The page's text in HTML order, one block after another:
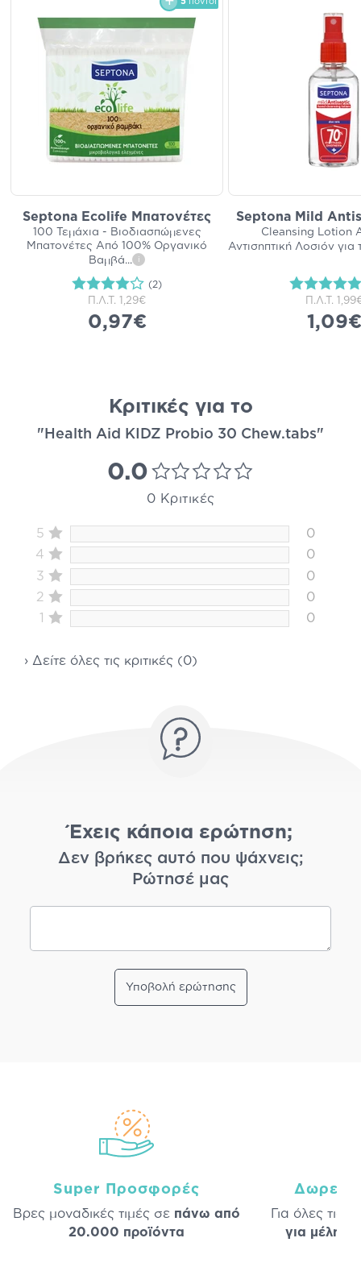
Septona Ecolife Μπατονέτες
100 Τεμάχια - Βιοδιασπώμενες
Μπατονέτες Από 100% Οργανικό
Βαμβά... i
(2)
Π.Λ.Τ. 1,29€
0,97€
Septona Mild
Cleansing Lotion
Αντισηπτική Λοσιόν για
Π.Λ.Τ.
1,09€
Κριτικές για το
"Health Aid KIDZ Probio 30 Chew.tabs"
0.0
0 Κριτικές
5
0
4
0
3
0
2
0
1
0
› Δείτε όλες τις κριτικές (0)
Έχεις κάποια ερώτηση;
Δεν βρήκες αυτό που ψάχνεις;
Ρώτησέ μας
Υποβολή ερώτησης
Super Προσφορές
Βρες μοναδικές τιμές σε πάνω από
20.000 προϊόντα
Δωρεάν
Για όλες τις
για μέλη